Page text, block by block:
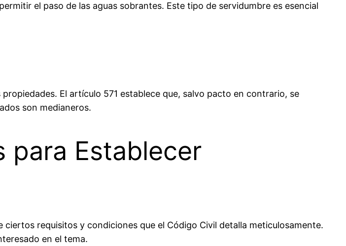
el paso de las aguas sobrantes. Este tipo de servidumbre es esencial
El artículo 571 establece que, salvo pacto en contrario, se
son medianeros.
para Establecer
requisitos y condiciones que el Código Civil detalla meticulosamente.
en el tema.